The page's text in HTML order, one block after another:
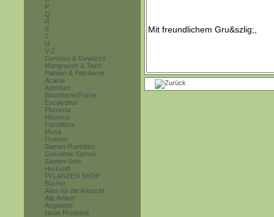
P
Q
R
S
T
U
V-Z
Gemüse & Gewürze
Mangroven & Teich
Palmen & Palmfarne
Acacia
Adenium
Baumfarne/Farne
Eucalyptus
Plumeria
Hibiskus
Passiflora
Musa
Proteen
Samen-Raritäten
Gekeimte Samen
Samen-Sets
Herkunft
PFLANZEN SHOP
Bücher
Alles für die Anzucht
Alle Artikel
Angebote
Neue Produkte